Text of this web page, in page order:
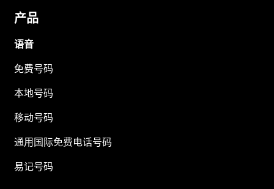
产品
语音
免费号码
本地号码
移动号码
通用国际免费电话号码
易记号码